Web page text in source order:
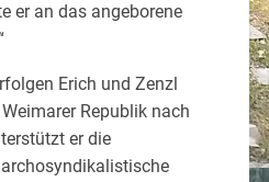
er an das angeborene
Erich und Zenzl
Republik nach
er die